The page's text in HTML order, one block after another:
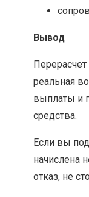
Вывод
реальная
выплаты и
средства.
Если вы
начислена
отказ, не